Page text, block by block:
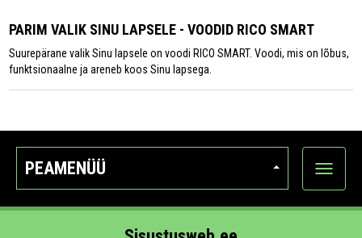
PARIM VALIK SINU LAPSELE - VOODID RICO SMART
Suurepärane valik Sinu lapsele on voodi RICO SMART. Voodi, mis on lõbus,
funktsionaalne ja areneb koos Sinu lapsega.
PEAMENÜÜ
Ava